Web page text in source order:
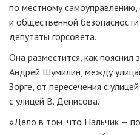
по местному самоуправлению,
и общественной
депутаты горсовета.
Она разместится, как пояснил
Андрей Шумилин, между
Зорге, от пересечения с
с улицей В. Денисова.
«Дело в том, что Нальчик —